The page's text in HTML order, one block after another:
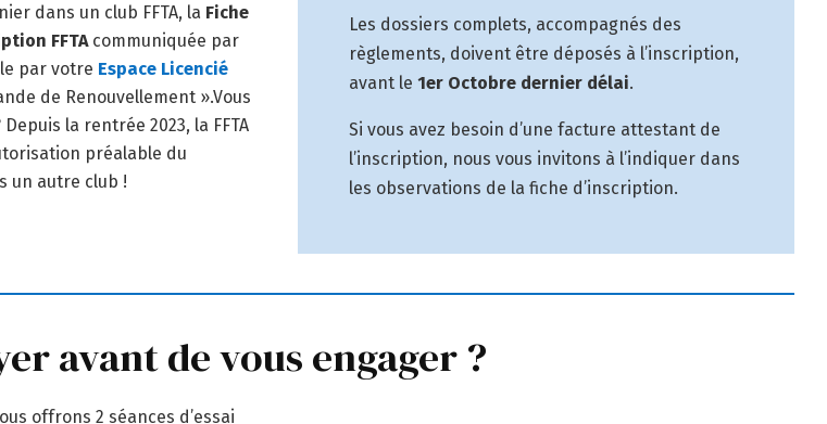
dans un club FFTA, la Fiche
FFTAcommuniquée par
par votre Espace Licencié
de Renouvellement ».Vous
la rentrée 2023, la FFTA
préalable du
un autre club !
Les dossiers complets, accompagnés des
règlements, doivent être déposés à l’inscription,
avant le1er Octobre dernier délai.
Si vous avez besoin d’une facture attestant de
l’inscription, nous vous invitons à l’indiquer dans
les observations de la fiche d’inscription.
avant de vous engager ?
offrons 2 séances d’essai